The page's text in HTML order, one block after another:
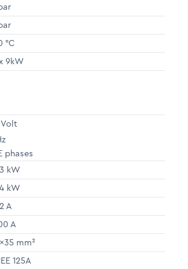
°C
9kW
phases
kW
kW
A
A
mm²
125A